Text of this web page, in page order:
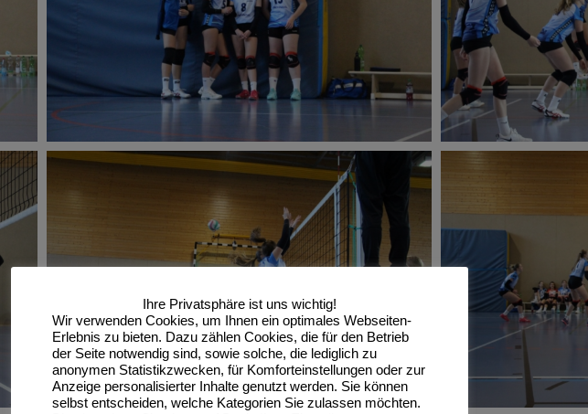
Ihre Privatsphäre ist uns wichtig!
Wir verwenden Cookies, um Ihnen ein optimales Webseiten-
Erlebnis zu bieten. Dazu zählen Cookies, die für den Betrieb
der Seite notwendig sind, sowie solche, die lediglich zu
anonymen Statistikzwecken, für Komforteinstellungen oder zur
Anzeige personalisierter Inhalte genutzt werden. Sie können
selbst entscheiden, welche Kategorien Sie zulassen möchten.